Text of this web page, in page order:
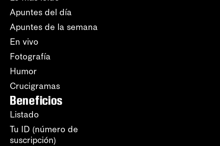
Apuntes del día
Apuntes de la semana
En vivo
Fotografía
Humor
Crucigramas
Beneficios
Listado
Tu ID (número de
suscripción)